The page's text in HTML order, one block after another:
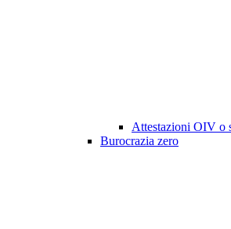
Attestazioni OIV o
Burocrazia zero